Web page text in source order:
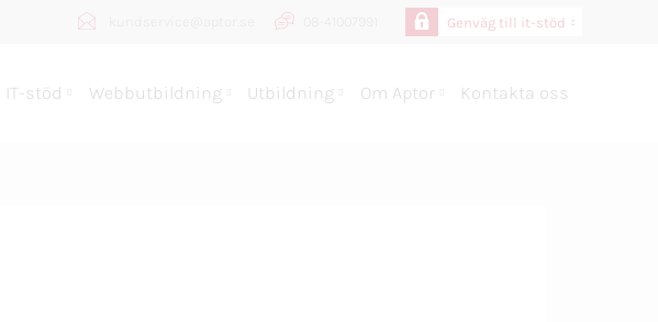
Genväg till it-stöd
IT-stöd Webbutbildning Utbildning Om Aptor Kontakta oss